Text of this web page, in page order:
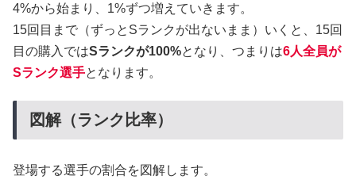
4%から始まり、1%ずつ増えていきます。
15回目まで（ずっとSランクが出ないまま）いくと、15回
目の購入ではSランクが100%となり、つまりは6人全員が
Sランク選手となります。
図解（ランク比率）
登場する選手の割合を図解します。